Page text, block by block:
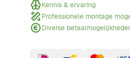
Kennis & ervaring
Professionele montage
Diverse